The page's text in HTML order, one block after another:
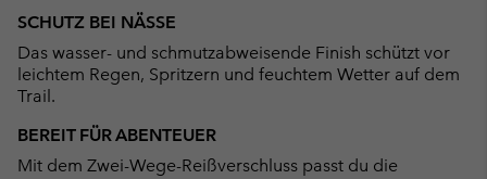
SCHUTZ BEI NÄSSE
Das wasser- und schmutzabweisende Finish schützt vor
leichtem Regen, Spritzern und feuchtem Wetter auf dem
Trail.
BEREIT FÜR ABENTEUER
Mit dem Zwei-Wege-Reißverschluss passt du die